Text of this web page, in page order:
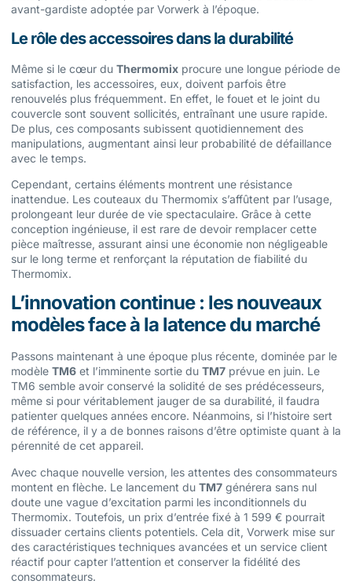
avant-gardiste adoptée par Vorwerk à l’époque.
Le rôle des accessoires dans la durabilité
Même si le cœur du Thermomix procure une longue période de
satisfaction, les accessoires, eux, doivent parfois être
renouvelés plus fréquemment. En effet, le fouet et le joint du
couvercle sont souvent sollicités, entraînant une usure rapide.
De plus, ces composants subissent quotidiennement des
manipulations, augmentant ainsi leur probabilité de défaillance
avec le temps.
Cependant, certains éléments montrent une résistance
inattendue. Les couteaux du Thermomix s’affûtent par l’usage,
prolongeant leur durée de vie spectaculaire. Grâce à cette
conception ingénieuse, il est rare de devoir remplacer cette
pièce maîtresse, assurant ainsi une économie non négligeable
sur le long terme et renforçant la réputation de fiabilité du
Thermomix.
L’innovation continue : les nouveaux
modèles face à la latence du marché
Passons maintenant à une époque plus récente, dominée par le
modèle TM6 et l’imminente sortie du TM7 prévue en juin. Le
TM6 semble avoir conservé la solidité de ses prédécesseurs,
même si pour véritablement jauger de sa durabilité, il faudra
patienter quelques années encore. Néanmoins, si l’histoire sert
de référence, il y a de bonnes raisons d’être optimiste quant à la
pérennité de cet appareil.
Avec chaque nouvelle version, les attentes des consommateurs
montent en flèche. Le lancement du TM7 générera sans nul
doute une vague d’excitation parmi les inconditionnels du
Thermomix. Toutefois, un prix d’entrée fixé à 1 599 € pourrait
dissuader certains clients potentiels. Cela dit, Vorwerk mise sur
des caractéristiques techniques avancées et un service client
réactif pour capter l’attention et conserver la fidélité des
consommateurs.